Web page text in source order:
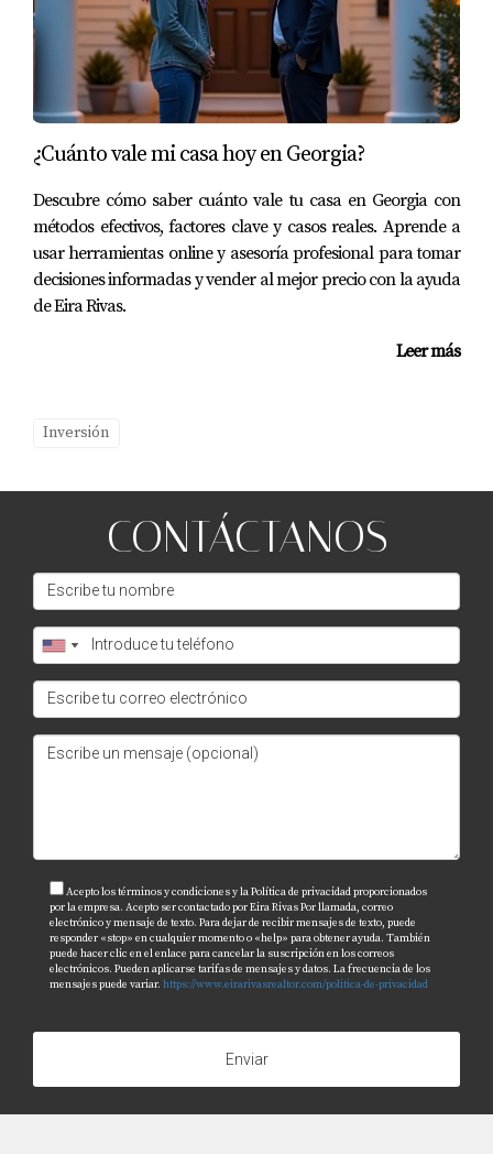
¿Cuánto vale mi casa hoy en Georgia?
Descubre cómo saber cuánto vale tu casa en Georgia con
métodos efectivos, factores clave y casos reales. Aprende a
usar herramientas online y asesoría profesional para tomar
decisiones informadas y vender al mejor precio con la ayuda
de Eira Rivas.
Leer más
Inversión
CONTÁCTANOS
Acepto los términos y condiciones y la Política de privacidad proporcionados
por la empresa. Acepto ser contactado por Eira Rivas Por llamada, correo
electrónico y mensaje de texto. Para dejar de recibir mensajes de texto, puede
responder «stop» en cualquier momento o «help» para obtener ayuda. También
puede hacer clic en el enlace para cancelar la suscripción en los correos
electrónicos. Pueden aplicarse tarifas de mensajes y datos. La frecuencia de los
mensajes puede variar. https://www.eirarivasrealtor.com/politica-de-privacidad
Enviar